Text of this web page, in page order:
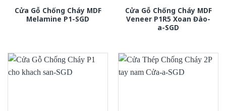
Cửa Gỗ Chống Cháy MDF
Melamine P1-SGD
Cửa Gỗ Chống Cháy MDF
Veneer P1R5 Xoan Đào-
a-SGD